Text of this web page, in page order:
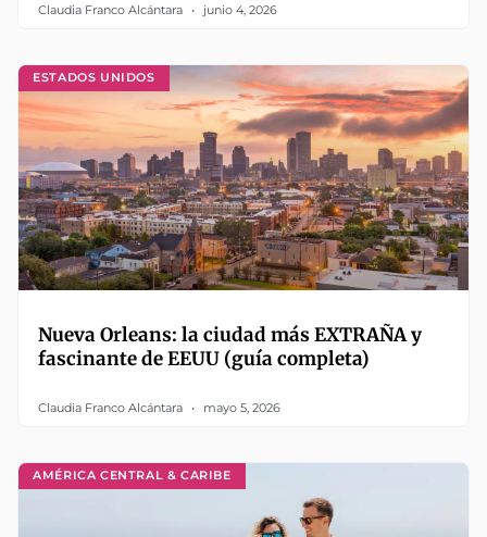
Claudia Franco Alcántara junio 4, 2026
ESTADOS UNIDOS
Nueva Orleans: la ciudad más EXTRAÑA y
fascinante de EEUU (guía completa)
Claudia Franco Alcántara mayo 5, 2026
AMÉRICA CENTRAL & CARIBE